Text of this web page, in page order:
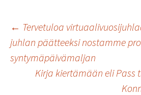
Artikkelien
selaus
← Tervetuloa
juhlan päätteeksi nostamme
syntymäpäivämaljan
Kirja kiertämään eli Pass